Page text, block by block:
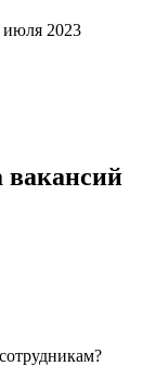
июля 2023